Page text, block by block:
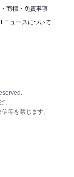
商標・免責事項
ニュースについて
、
等を禁じます。